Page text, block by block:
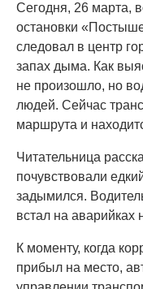
Сегодня, 26 марта,
остановки
следовал в центр
запах дыма. Как
не произошло, но
людей. Сейчас
маршрута и
Читательница
почувствовали
задымился.
встал на аварийках
К моменту, когда
прибыл на место,